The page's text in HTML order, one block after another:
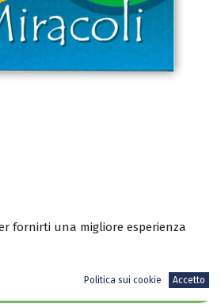
Aggiungi al carrello
fornirti una migliore esperienza
Politica sui cookie Accetto